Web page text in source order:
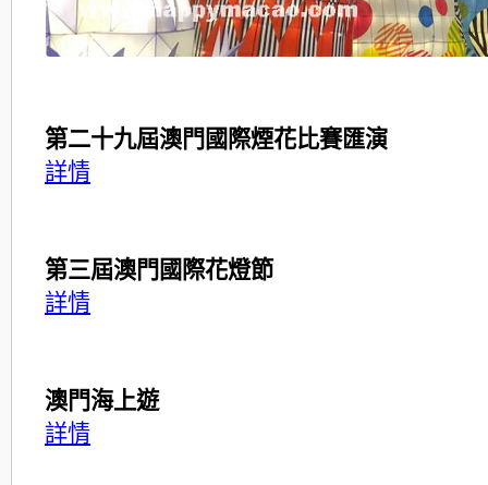
第二十九屆澳門國際煙花比賽匯演
詳情
第三屆澳門國際花燈節
詳情
澳門海上遊
詳情